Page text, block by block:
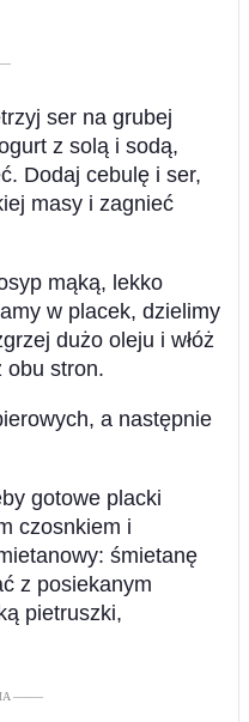
ser na grubej
z solą i sodą,
Dodaj cebulę i ser,
masy i zagnieć
mąką, lekko
w placek, dzielimy
dużo oleju i włóż
obu stron.
a następnie
gotowe placki
czosnkiem i
śmietanę
z posiekanym
pietruszki,
–––––